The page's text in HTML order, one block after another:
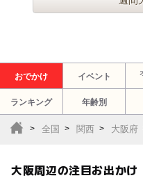
おでかけ イベント
ランキング 年齢別
全国 関西 大阪府
大阪周辺の注目お出かけ